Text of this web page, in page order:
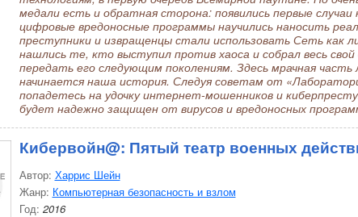
медали есть и обратная сторона: появились первые
цифровые вредоносные программы научились наносить
преступники и извращенцы стали использовать Сеть как
нашлись те, кто выступил против хаоса и собрал весь
передать его следующим поколениям. Здесь мрачная часть
начинается наша история. Следуя советам от
попадетесь на удочку интернет-мошенников и
будет надежно защищен от вирусов и вредоносных
Кибервойн@: Пятый театр военных
Автор: Харрис Шейн
Жанр: Компьютерная безопасность и взлом
Год: 2016